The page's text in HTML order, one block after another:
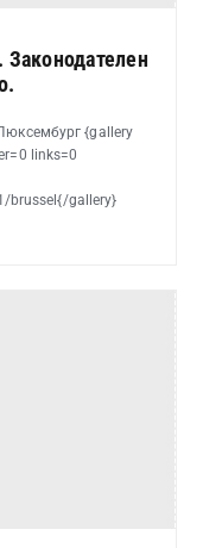
{gallery
links=0
brussel{/gallery}